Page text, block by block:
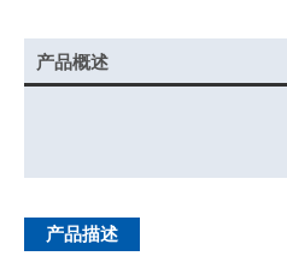
产品概述
产品描述